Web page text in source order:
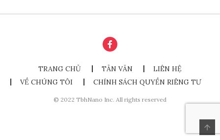
TRANG CHỦ TẢN VĂN
LIÊN HỆ
VỀ CHÚNG TÔI
CHÍNH SÁCH QUYỀN RIÊNG TƯ
© 2022 TbhNano Inc. All rights reserved